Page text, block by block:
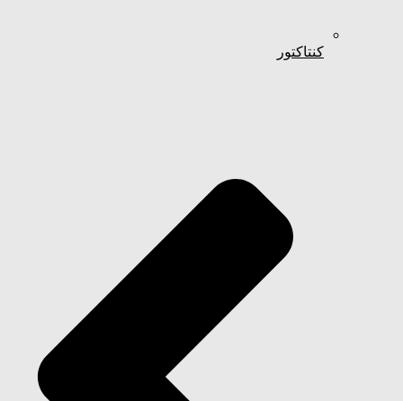
کنتاکتور